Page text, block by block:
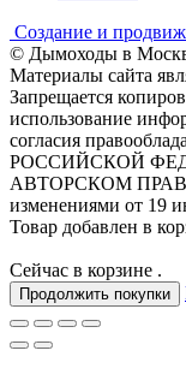
Создание и
© Дымоходы в
Материалы сайта
Запрещается
использование
согласия
РОССИЙСКОЙ
АВТОРСКОМ
изменениями от 19
Товар добавлен в
Сейчас в корзине .
Продолжить покупки